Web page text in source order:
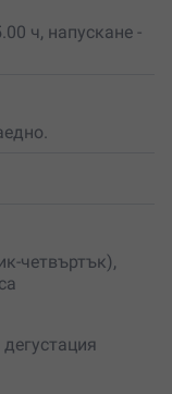
ч, напускане -
четвъртък),